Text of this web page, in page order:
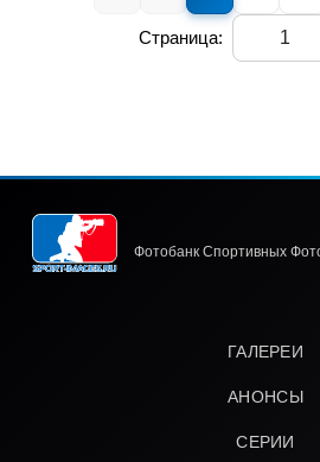
Страница:
Фотобанк Спортивных
ГАЛЕРЕИ
АНОНСЫ
СЕРИИ